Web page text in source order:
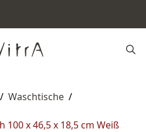
/ Waschtische /
x 46,5 x 18,5 cm Weiß